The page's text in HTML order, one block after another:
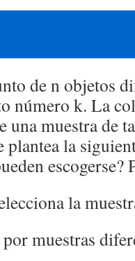
de n objetos
número k. La
una muestra de
la
escogerse?
la
muestras